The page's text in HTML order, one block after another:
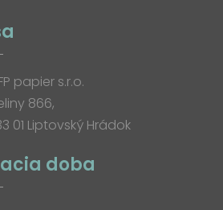
papier s.r.o.
866,
01 Liptovský Hrádok
doba